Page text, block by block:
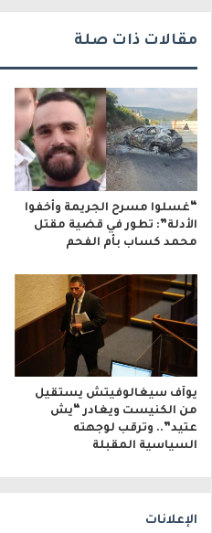
مقالات ذات صلة
“غسلوا مسرح الجريمة وأخفوا
الأدلة”: تطور في قضية مقتل
محمد كساب بأم الفحم
يوآف سيغالوفيتش يستقيل
من الكنيست ويغادر “يش
عتيد”.. وترقب لوجهته
السياسية المقبلة
الإعلانات